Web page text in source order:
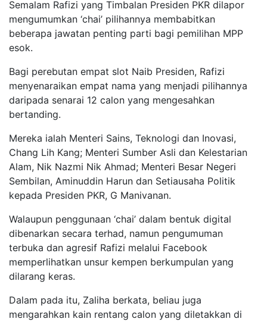
Semalam Rafizi yang Timbalan Presiden PKR dilapor
mengumumkan ‘chai’ pilihannya membabitkan
beberapa jawatan penting parti bagi pemilihan MPP
esok.
Bagi perebutan empat slot Naib Presiden, Rafizi
menyenaraikan empat nama yang menjadi pilihannya
daripada senarai 12 calon yang mengesahkan
bertanding.
Mereka ialah Menteri Sains, Teknologi dan Inovasi,
Chang Lih Kang; Menteri Sumber Asli dan Kelestarian
Alam, Nik Nazmi Nik Ahmad; Menteri Besar Negeri
Sembilan, Aminuddin Harun dan Setiausaha Politik
kepada Presiden PKR, G Manivanan.
Walaupun penggunaan ‘chai’ dalam bentuk digital
dibenarkan secara terhad, namun pengumuman
terbuka dan agresif Rafizi melalui Facebook
memperlihatkan unsur kempen berkumpulan yang
dilarang keras.
Dalam pada itu, Zaliha berkata, beliau juga
mengarahkan kain rentang calon yang diletakkan di